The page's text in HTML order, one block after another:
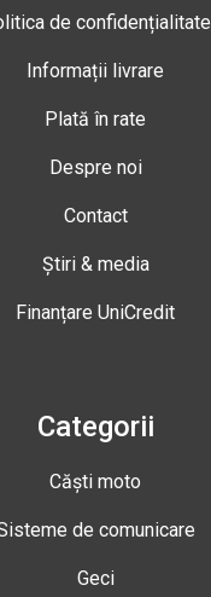
de confidențialitate
Informații livrare
Plată în rate
Despre noi
Contact
Știri & media
Finanțare UniCredit
Categorii
Căști moto
de comunicare
Geci